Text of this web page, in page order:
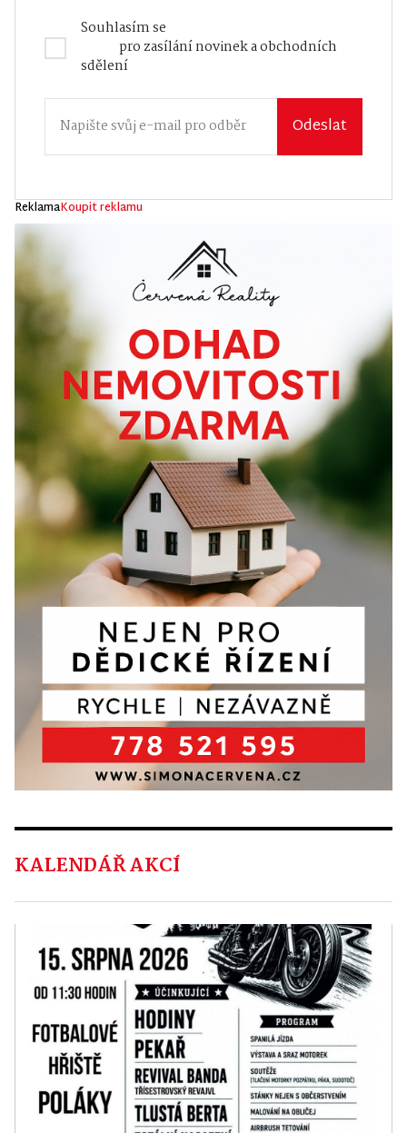
Souhlasím se
pro zasílání novinek a obchodních
sdělení
Odeslat
ReklamaKoupit reklamu
KALENDÁŘ AKCÍ